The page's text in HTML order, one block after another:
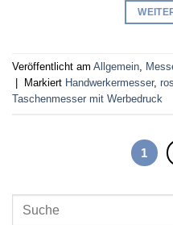
Veröffentlicht am Allgemein
Markiert Handwerkermesser,
Taschenmesser mit Werbedruck
1